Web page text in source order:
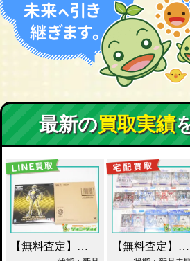
最新の買取実績
【無料査定】昭和レトロ玩具歓迎 ｜ S.I.C. 仮面ライダーオーズ ラトラーターコンボ買取 【無料査定】昭和レトロ玩具歓迎 ｜ ガンダムフィックスフィギュレーション GFF おまとめ買取！